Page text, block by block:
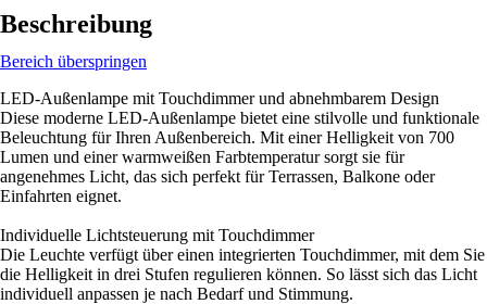
Beschreibung
Bereich überspringen
LED-Außenlampe mit Touchdimmer und abnehmbarem Design
Diese moderne LED-Außenlampe bietet eine stilvolle und funktionale
Beleuchtung für Ihren Außenbereich. Mit einer Helligkeit von 700
Lumen und einer warmweißen Farbtemperatur sorgt sie für
angenehmes Licht, das sich perfekt für Terrassen, Balkone oder
Einfahrten eignet.
Individuelle Lichtsteuerung mit Touchdimmer
Die Leuchte verfügt über einen integrierten Touchdimmer, mit dem Sie
die Helligkeit in drei Stufen regulieren können. So lässt sich das Licht
individuell anpassen je nach Bedarf und Stimmung.